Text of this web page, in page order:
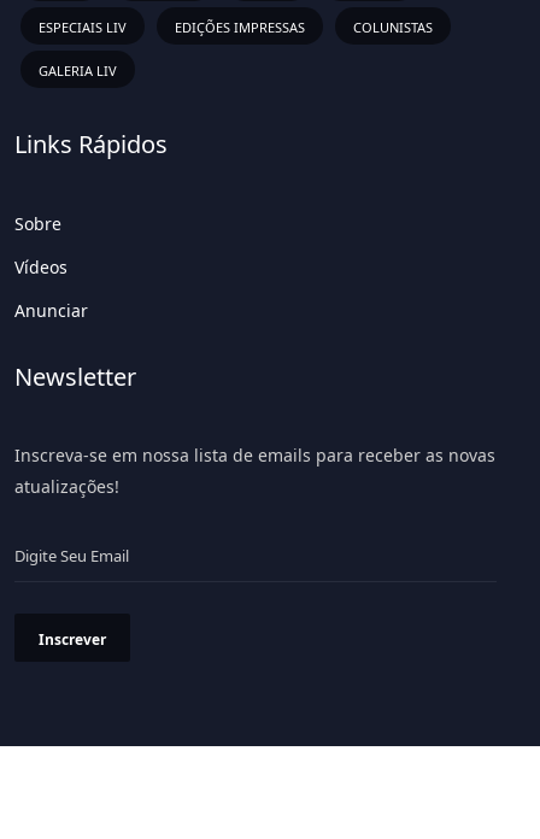
ESPECIAIS LIV EDIÇÕES IMPRESSAS COLUNISTAS
GALERIA LIV
Links Rápidos
Sobre
Vídeos
Anunciar
Newsletter
Inscreva-se em nossa lista de emails para receber as novas
atualizações!
Inscrever